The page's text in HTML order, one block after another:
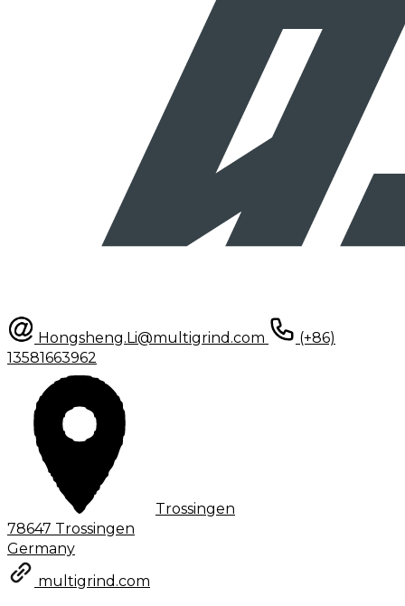
Hongsheng.Li@multigrind.com
(+86)
13581663962
Trossingen
78647 Trossingen
Germany
multigrind.com